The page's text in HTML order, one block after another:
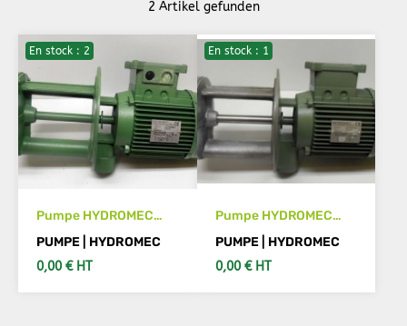
2 Artikel gefunden
En stock : 2
Pumpe HYDROMEC
SUB 100
PUMPE | HYDROMEC
0,00 € HT
En stock : 1
Pumpe HYDROMEC
SUB 100/200
PUMPE | HYDROMEC
0,00 € HT